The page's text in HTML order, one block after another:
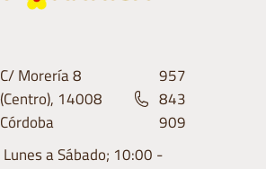
C/ Morería 8
(Centro), 14008
Córdoba
957
843
909
Lunes a Sábado; 10:00 -